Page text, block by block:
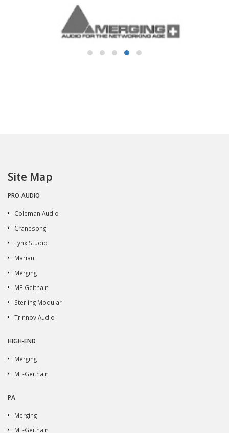
Site Map
PRO-AUDIO
Coleman Audio
Cranesong
Lynx Studio
Marian
Merging
ME-Geithain
Sterling Modular
Trinnov Audio
HIGH-END
Merging
ME-Geithain
PA
Merging
ME-Geithain